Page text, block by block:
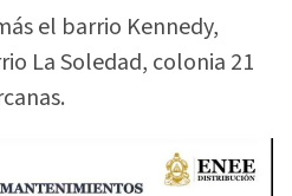
el barrio Kennedy,
La Soledad, colonia 21